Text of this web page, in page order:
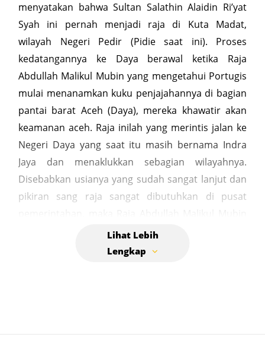
menyatakan bahwa Sultan Salathin Alaidin Ri’yat
Syah ini pernah menjadi raja di Kuta Madat,
wilayah Negeri Pedir (Pidie saat ini). Proses
kedatangannya ke Daya berawal ketika Raja
Abdullah Malikul Mubin yang mengetahui Portugis
mulai menanamkan kuku penjajahannya di bagian
pantai barat Aceh (Daya), mereka khawatir akan
keamanan aceh. Raja inilah yang merintis jalan ke
Negeri Daya yang saat itu masih bernama Indra
Jaya dan menaklukkan sebagian wilayahnya.
Disebabkan usianya yang sudah sangat lanjut dan
pikiran sang raja sangat dibutuhkan di pusat
meninggalkan Daya dan kembali ke Pidie. Sultan
Salathin Alaidin Ri’yat Syah yang waktu itu